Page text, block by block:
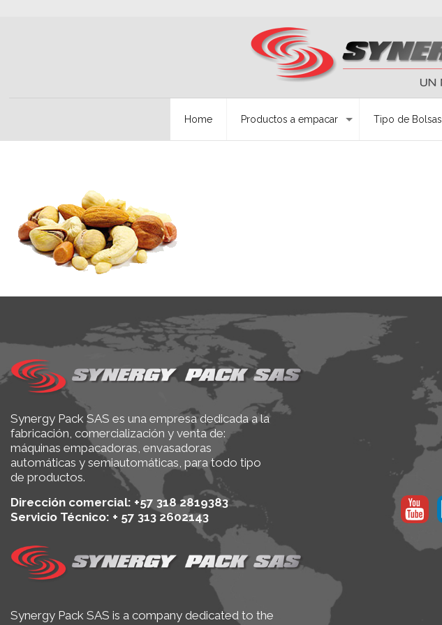
Home Productos a empacar Tipo de Bolsas
Synergy Pack SAS es una empresa dedicada a la
fabricación, comercialización y venta de:
máquinas empacadoras, envasadoras
automáticas y semiautomáticas, para todo tipo
de productos.
Dirección comercial: +57 318 2819383
Servicio Técnico: + 57 313 2602143
Synergy Pack SAS is a company dedicated to the